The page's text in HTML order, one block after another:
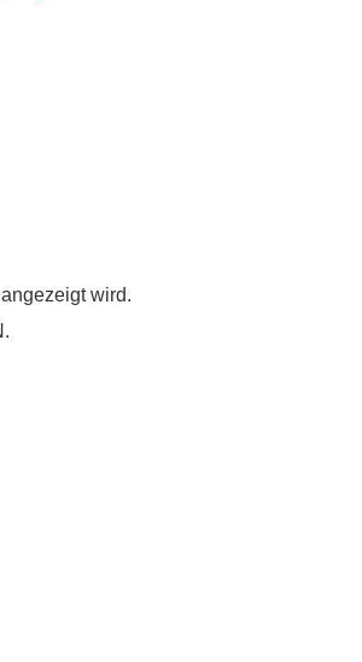
wird.